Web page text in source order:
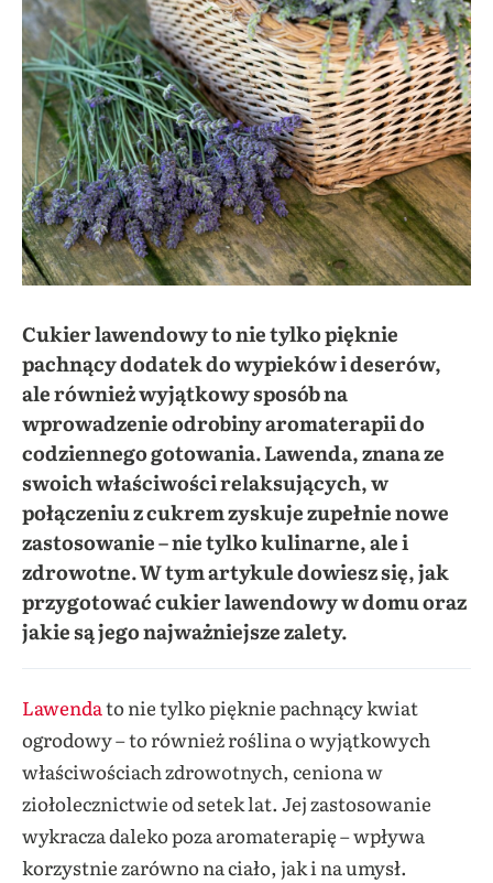
Cukier lawendowy to nie tylko pięknie
pachnący dodatek do wypieków i deserów,
ale również wyjątkowy sposób na
wprowadzenie odrobiny aromaterapii do
codziennego gotowania. Lawenda, znana ze
swoich właściwości relaksujących, w
połączeniu z cukrem zyskuje zupełnie nowe
zastosowanie – nie tylko kulinarne, ale i
zdrowotne. W tym artykule dowiesz się, jak
przygotować cukier lawendowy w domu oraz
jakie są jego najważniejsze zalety.
Lawendato nie tylko pięknie pachnący kwiat
ogrodowy – to również roślina o wyjątkowych
właściwościach zdrowotnych, ceniona w
ziołolecznictwie od setek lat. Jej zastosowanie
wykracza daleko poza aromaterapię – wpływa
korzystnie zarówno na ciało, jak i na umysł.